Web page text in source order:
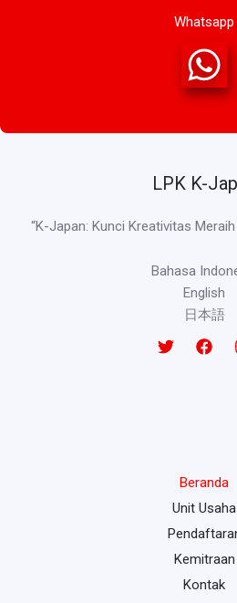
Whatsapp
LPK K-
“K-Japan: Kunci Kreativitas
Bahasa
English
日本語
Beranda
Unit Usaha
Kemitraan
Kontak